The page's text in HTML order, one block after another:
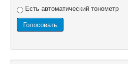
Есть автоматический тонометр